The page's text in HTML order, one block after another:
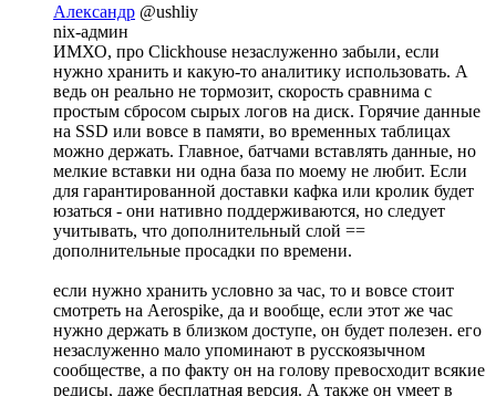
Александр @ushliy
nix-админ
ИМХО, про Clickhouse незаслуженно забыли, если
нужно хранить и какую-то аналитику использовать. А
ведь он реально не тормозит, скорость сравнима с
простым сбросом сырых логов на диск. Горячие данные
на SSD или вовсе в памяти, во временных таблицах
можно держать. Главное, батчами вставлять данные, но
мелкие вставки ни одна база по моему не любит. Если
для гарантированной доставки кафка или кролик будет
юзаться - они нативно поддерживаются, но следует
учитывать, что дополнительный слой ==
дополнительные просадки по времени.
если нужно хранить условно за час, то и вовсе стоит
смотреть на Aerospike, да и вообще, если этот же час
нужно держать в близком доступе, он будет полезен. его
незаслуженно мало упоминают в русскоязычном
сообществе, а по факту он на голову превосходит всякие
редисы, даже бесплатная версия. А также он умеет в